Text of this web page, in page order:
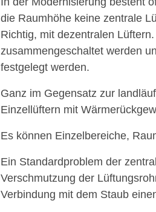
die Raumhöhe keine zentrale
Richtig, mit dezentralen
zusammengeschaltet werden
festgelegt werden.
Ganz im Gegensatz zur
Einzellüftern mit
Es können Einzelbereiche,
Ein Standardproblem der
Verschmutzung der
Verbindung mit dem Staub